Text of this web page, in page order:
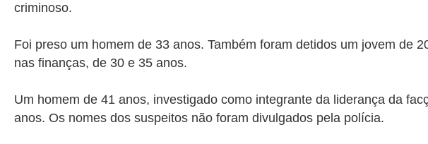
criminoso.
Foi preso um homem de 33 anos. Também foram detidos um jovem de
nas finanças, de 30 e 35 anos.
Um homem de 41 anos, investigado como integrante da liderança da
anos. Os nomes dos suspeitos não foram divulgados pela polícia.